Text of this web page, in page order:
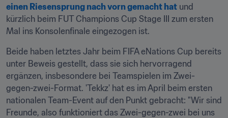
einen Riesensprung nach vorn gemacht hat und
kürzlich beim FUT Champions Cup Stage III zum ersten
Mal ins Konsolenfinale eingezogen ist.
Beide haben letztes Jahr beim FIFA eNations Cup bereits
unter Beweis gestellt, dass sie sich hervorragend
ergänzen, insbesondere bei Teamspielen im Zwei-
gegen-zwei-Format. 'Tekkz' hat es im April beim ersten
nationalen Team-Event auf den Punkt gebracht: "Wir sind
Freunde, also funktioniert das Zwei-gegen-zwei bei uns